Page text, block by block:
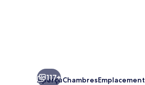
117+
AperçuChambresEmplacement